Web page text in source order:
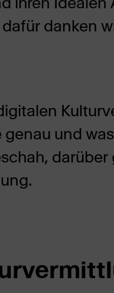
danken
genau und
darüber